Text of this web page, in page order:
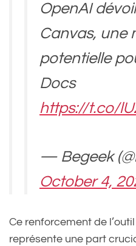
OpenAI
Canvas, une
potentielle
Docs
https://t.co/
— Begeek
October 4,
Ce renforcement de
représente une part